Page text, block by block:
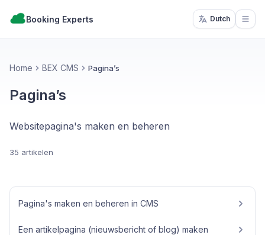
Booking Experts Dutch
Home BEX CMS Pagina’s
Pagina’s
Websitepagina's maken en beheren
35 artikelen
Pagina's maken en beheren in CMS
Een artikelpagina (nieuwsbericht of blog) maken